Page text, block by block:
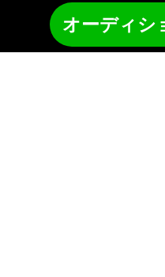
オーディシ